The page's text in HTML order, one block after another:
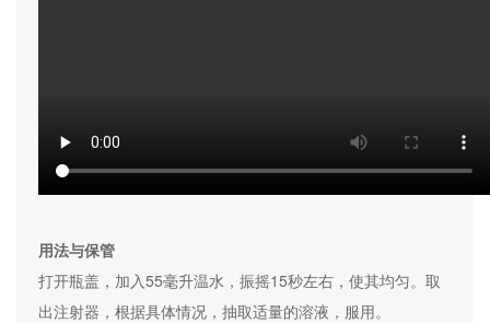
用法与保管
打开瓶盖，加入55毫升温水，振摇15秒左右，使其均匀。取
出注射器，根据具体情况，抽取适量的溶液，服用。